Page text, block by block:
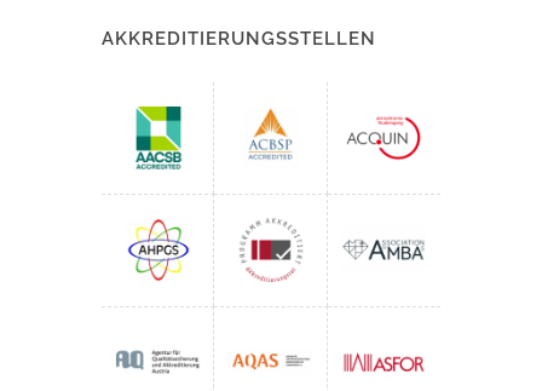
AKKREDITIERUNGSSTELLEN